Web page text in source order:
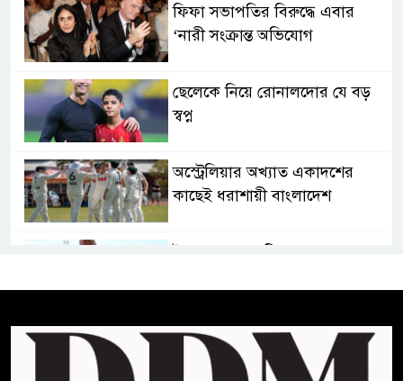
ফিফা সভাপতির বিরুদ্ধে এবার
‘নারী সংক্রান্ত অভিযোগ
ছেলেকে নিয়ে রোনালদোর যে বড়
স্বপ্ন
অস্ট্রেলিয়ার অখ্যাত একাদশের
কাছেই ধরাশায়ী বাংলাদেশ
ট্রাম্পের ৪০ কোটি ডলারের ‘বলরুম
শেখ হাসিনার বক্তব্যে ভারতের
সমর্থন নেই : রণধীর জয়সওয়াল